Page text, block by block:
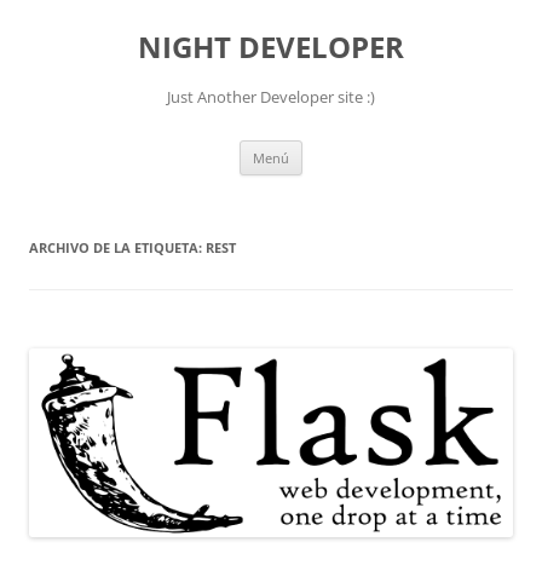
NIGHT DEVELOPER
Just Another Developer site :)
Menú
ARCHIVO DE LA ETIQUETA: REST